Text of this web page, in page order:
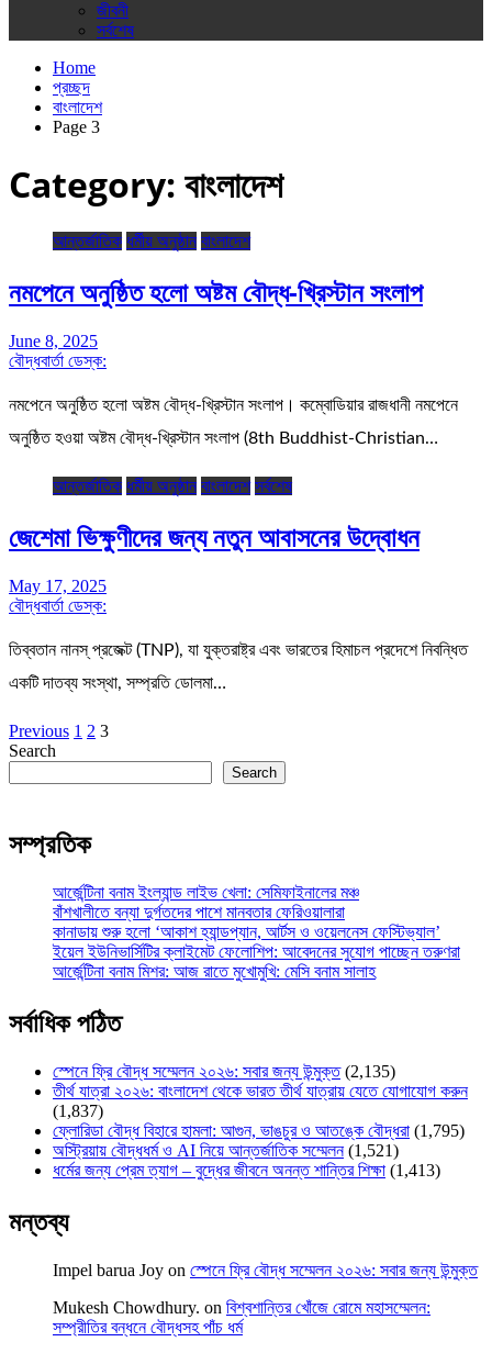
জীবনী
সর্বশেষ
Home
প্রচ্ছদ
বাংলাদেশ
Page 3
Category: বাংলাদেশ
আন্তর্জাতিক ধর্মীয় অনুষ্ঠান বাংলাদেশ
নমপেনে অনুষ্ঠিত হলো অষ্টম বৌদ্ধ-খ্রিস্টান সংলাপ
June 8, 2025
বৌদ্ধবার্তা ডেস্ক:
নমপেনে অনুষ্ঠিত হলো অষ্টম বৌদ্ধ-খ্রিস্টান সংলাপ। কম্বোডিয়ার রাজধানী নমপেনে
অনুষ্ঠিত হওয়া অষ্টম বৌদ্ধ-খ্রিস্টান সংলাপ (8th Buddhist-Christian…
আন্তর্জাতিক ধর্মীয় অনুষ্ঠান বাংলাদেশ সর্বশেষ
জেশেমা ভিক্ষুণীদের জন্য নতুন আবাসনের উদ্বোধন
May 17, 2025
বৌদ্ধবার্তা ডেস্ক:
তিব্বতান নানস্ প্রজেক্ট (TNP), যা যুক্তরাষ্ট্র এবং ভারতের হিমাচল প্রদেশে নিবন্ধিত
একটি দাতব্য সংস্থা, সম্প্রতি ডোলমা…
Posts
pagination
Previous 1 2 3
Search
Search
সম্প্রতিক
আর্জেন্টিনা বনাম ইংল্যান্ড লাইভ খেলা: সেমিফাইনালের মঞ্চ
বাঁশখালীতে বন্যা দুর্গতদের পাশে মানবতার ফেরিওয়ালারা
কানাডায় শুরু হলো ‘আকাশ হ্যান্ডপ্যান, আর্টস ও ওয়েলনেস ফেস্টিভ্যাল’
ইয়েল ইউনিভার্সিটির ক্লাইমেট ফেলোশিপ: আবেদনের সুযোগ পাচ্ছেন তরুণরা
আর্জেন্টিনা বনাম মিশর: আজ রাতে মুখোমুখি: মেসি বনাম সালাহ
সর্বাধিক পঠিত
স্পেনে ফ্রি বৌদ্ধ সম্মেলন ২০২৬: সবার জন্য উন্মুক্ত (2,135)
তীর্থ যাত্রা ২০২৬: বাংলাদেশ থেকে ভারত তীর্থ যাত্রায় যেতে যোগাযোগ করুন
(1,837)
ফ্লোরিডা বৌদ্ধ বিহারে হামলা: আগুন, ভাঙচুর ও আতঙ্কে বৌদ্ধরা (1,795)
অস্ট্রিয়ায় বৌদ্ধধর্ম ও AI নিয়ে আন্তর্জাতিক সম্মেলন (1,521)
ধর্মের জন্য প্রেম ত্যাগ – বুদ্ধের জীবনে অনন্ত শান্তির শিক্ষা (1,413)
মন্তব্য
Impel barua Joy on স্পেনে ফ্রি বৌদ্ধ সম্মেলন ২০২৬: সবার জন্য উন্মুক্ত
Mukesh Chowdhury. on বিশ্বশান্তির খোঁজে রোমে মহাসম্মেলন:
সম্প্রীতির বন্ধনে বৌদ্ধসহ পাঁচ ধর্ম